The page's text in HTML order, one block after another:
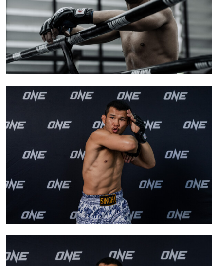
คู่แข่ง
อีเวนต์
สมัครเพื่อไม่พลาดข่าวเด็ด
เพื่อไม่พลาดข่าวสารของ ONE รีบลงทะเบียนตอนนี้
เพื่อรับข้อมูลอัปเดตล่าสุดก่อนใคร รวมทั้งข้อเสนอ
และสิทธิพิเศษในการเลือกที่นั่งที่ดีที่สุดในสนาม
อีเมล